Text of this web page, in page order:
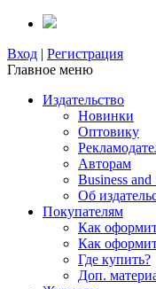
Вход | Регистрация
Главное меню
Издательство
Новинки
Оптовику
Авторам
Business
Об
Покупателям
Как
Как
Где купить?
Доп.